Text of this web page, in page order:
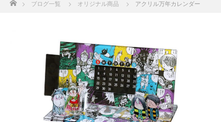
ブログ一覧 オリジナル商品 アクリル万年カレンダー